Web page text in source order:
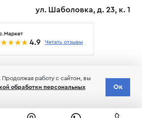
ул. Шаболовка, д. 23, к. 1
работу с сайтом, вы
обработки персональных
Ок